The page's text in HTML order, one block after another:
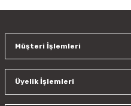
Ürün resmi kalitesiz, bozuk
Ürün bilgilerinde hatalar
Müşteri İşlemleri
Üyelik İşlemleri